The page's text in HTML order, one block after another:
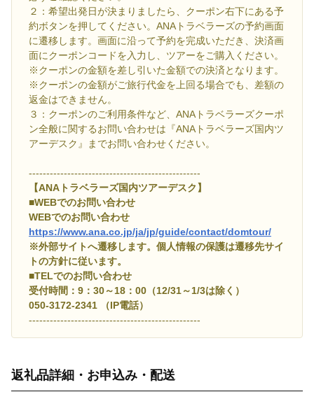
２：希望出発日が決まりましたら、クーポン右下にある予
約ボタンを押してください。ANAトラベラーズの予約画面
に遷移します。画面に沿って予約を完成いただき、決済画
面にクーポンコードを入力し、ツアーをご購入ください。
※クーポンの金額を差し引いた金額での決済となります。
※クーポンの金額がご旅行代金を上回る場合でも、差額の
返金はできません。
３：クーポンのご利用条件など、ANAトラベラーズクーポ
ン全般に関するお問い合わせは『ANAトラベラーズ国内ツ
アーデスク』までお問い合わせください。
-------------------------------------------------
【ANAトラベラーズ国内ツアーデスク】
■WEBでのお問い合わせ
WEBでのお問い合わせ
https://www.ana.co.jp/ja/jp/guide/contact/domtour/
※外部サイトへ遷移します。個人情報の保護は遷移先サイ
トの方針に従います。
■TELでのお問い合わせ
受付時間：9：30～18：00（12/31～1/3は除く）
050-3172-2341 （IP電話）
-------------------------------------------------
返礼品詳細・お申込み・配送